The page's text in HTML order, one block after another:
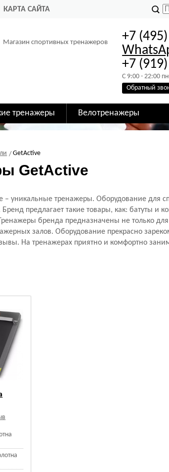
КАРТА САЙТА
Магазин спортивных тренажеров
+7
+7
C 9:00 - 22:00
Обратный
тренажеры Велотренажеры
GetActive
GetActive
– уникальные тренажеры. Оборудование для
Бренд предлагает такие товары, как: батуты
бренда предназначены не только
залов. Оборудование прекрасно
На тренажерах приятно и комфортно